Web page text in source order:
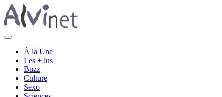
À la Une
Les + lus
Buzz
Culture
Sexo